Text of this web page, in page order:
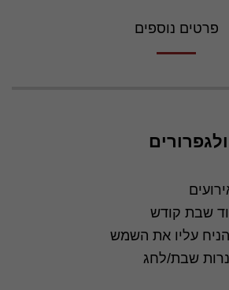
פרטים נוספים
שבת קודש
עליו את השמש
שבת/לחג